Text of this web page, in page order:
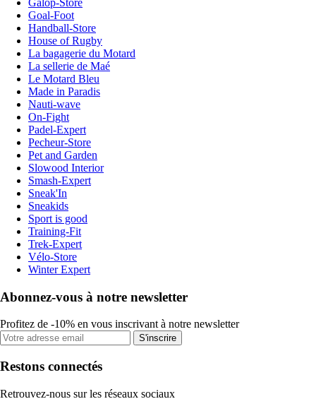
Galop-Store
Goal-Foot
Handball-Store
House of Rugby
La bagagerie du Motard
La sellerie de Maé
Le Motard Bleu
Made in Paradis
Nauti-wave
On-Fight
Padel-Expert
Pecheur-Store
Pet and Garden
Slowood Interior
Smash-Expert
Sneak'In
Sneakids
Sport is good
Training-Fit
Trek-Expert
Vélo-Store
Winter Expert
Abonnez-vous à notre newsletter
Profitez de -10% en vous inscrivant à notre newsletter
S'inscrire
Restons connectés
Retrouvez-nous sur les réseaux sociaux